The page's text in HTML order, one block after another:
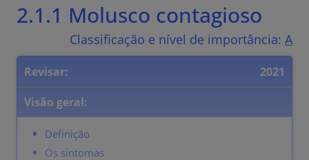
2.1.1 Molusco contagioso
Classificação e nível de importância: A
Revisar:
2021
Visão geral:
Definição
Os sintomas